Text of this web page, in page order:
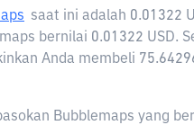
saat ini adalah 0.01322
bernilai 0.01322 USD.
Anda membeli
Bubblemaps yang